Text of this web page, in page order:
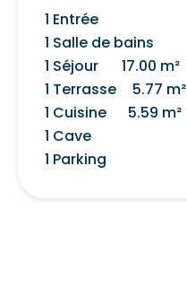
1 Entrée
1 Salle de bains
1 Séjour
17.00 m²
1 Terrasse
5.77 m²
1 Cuisine
5.59 m²
1 Cave
1 Parking